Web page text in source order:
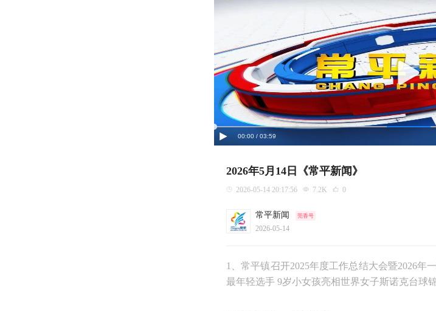
00:00 / 03:59
2026年5月14日《常平新闻》
2026-05-14 20:17:56 7.2K 0
常平新闻 莞香号
2026-05-14
1、常平镇召开2025年度工作总结大会暨2026年
最年轻选手 9岁小女孩亮相世界女子斯诺克台球